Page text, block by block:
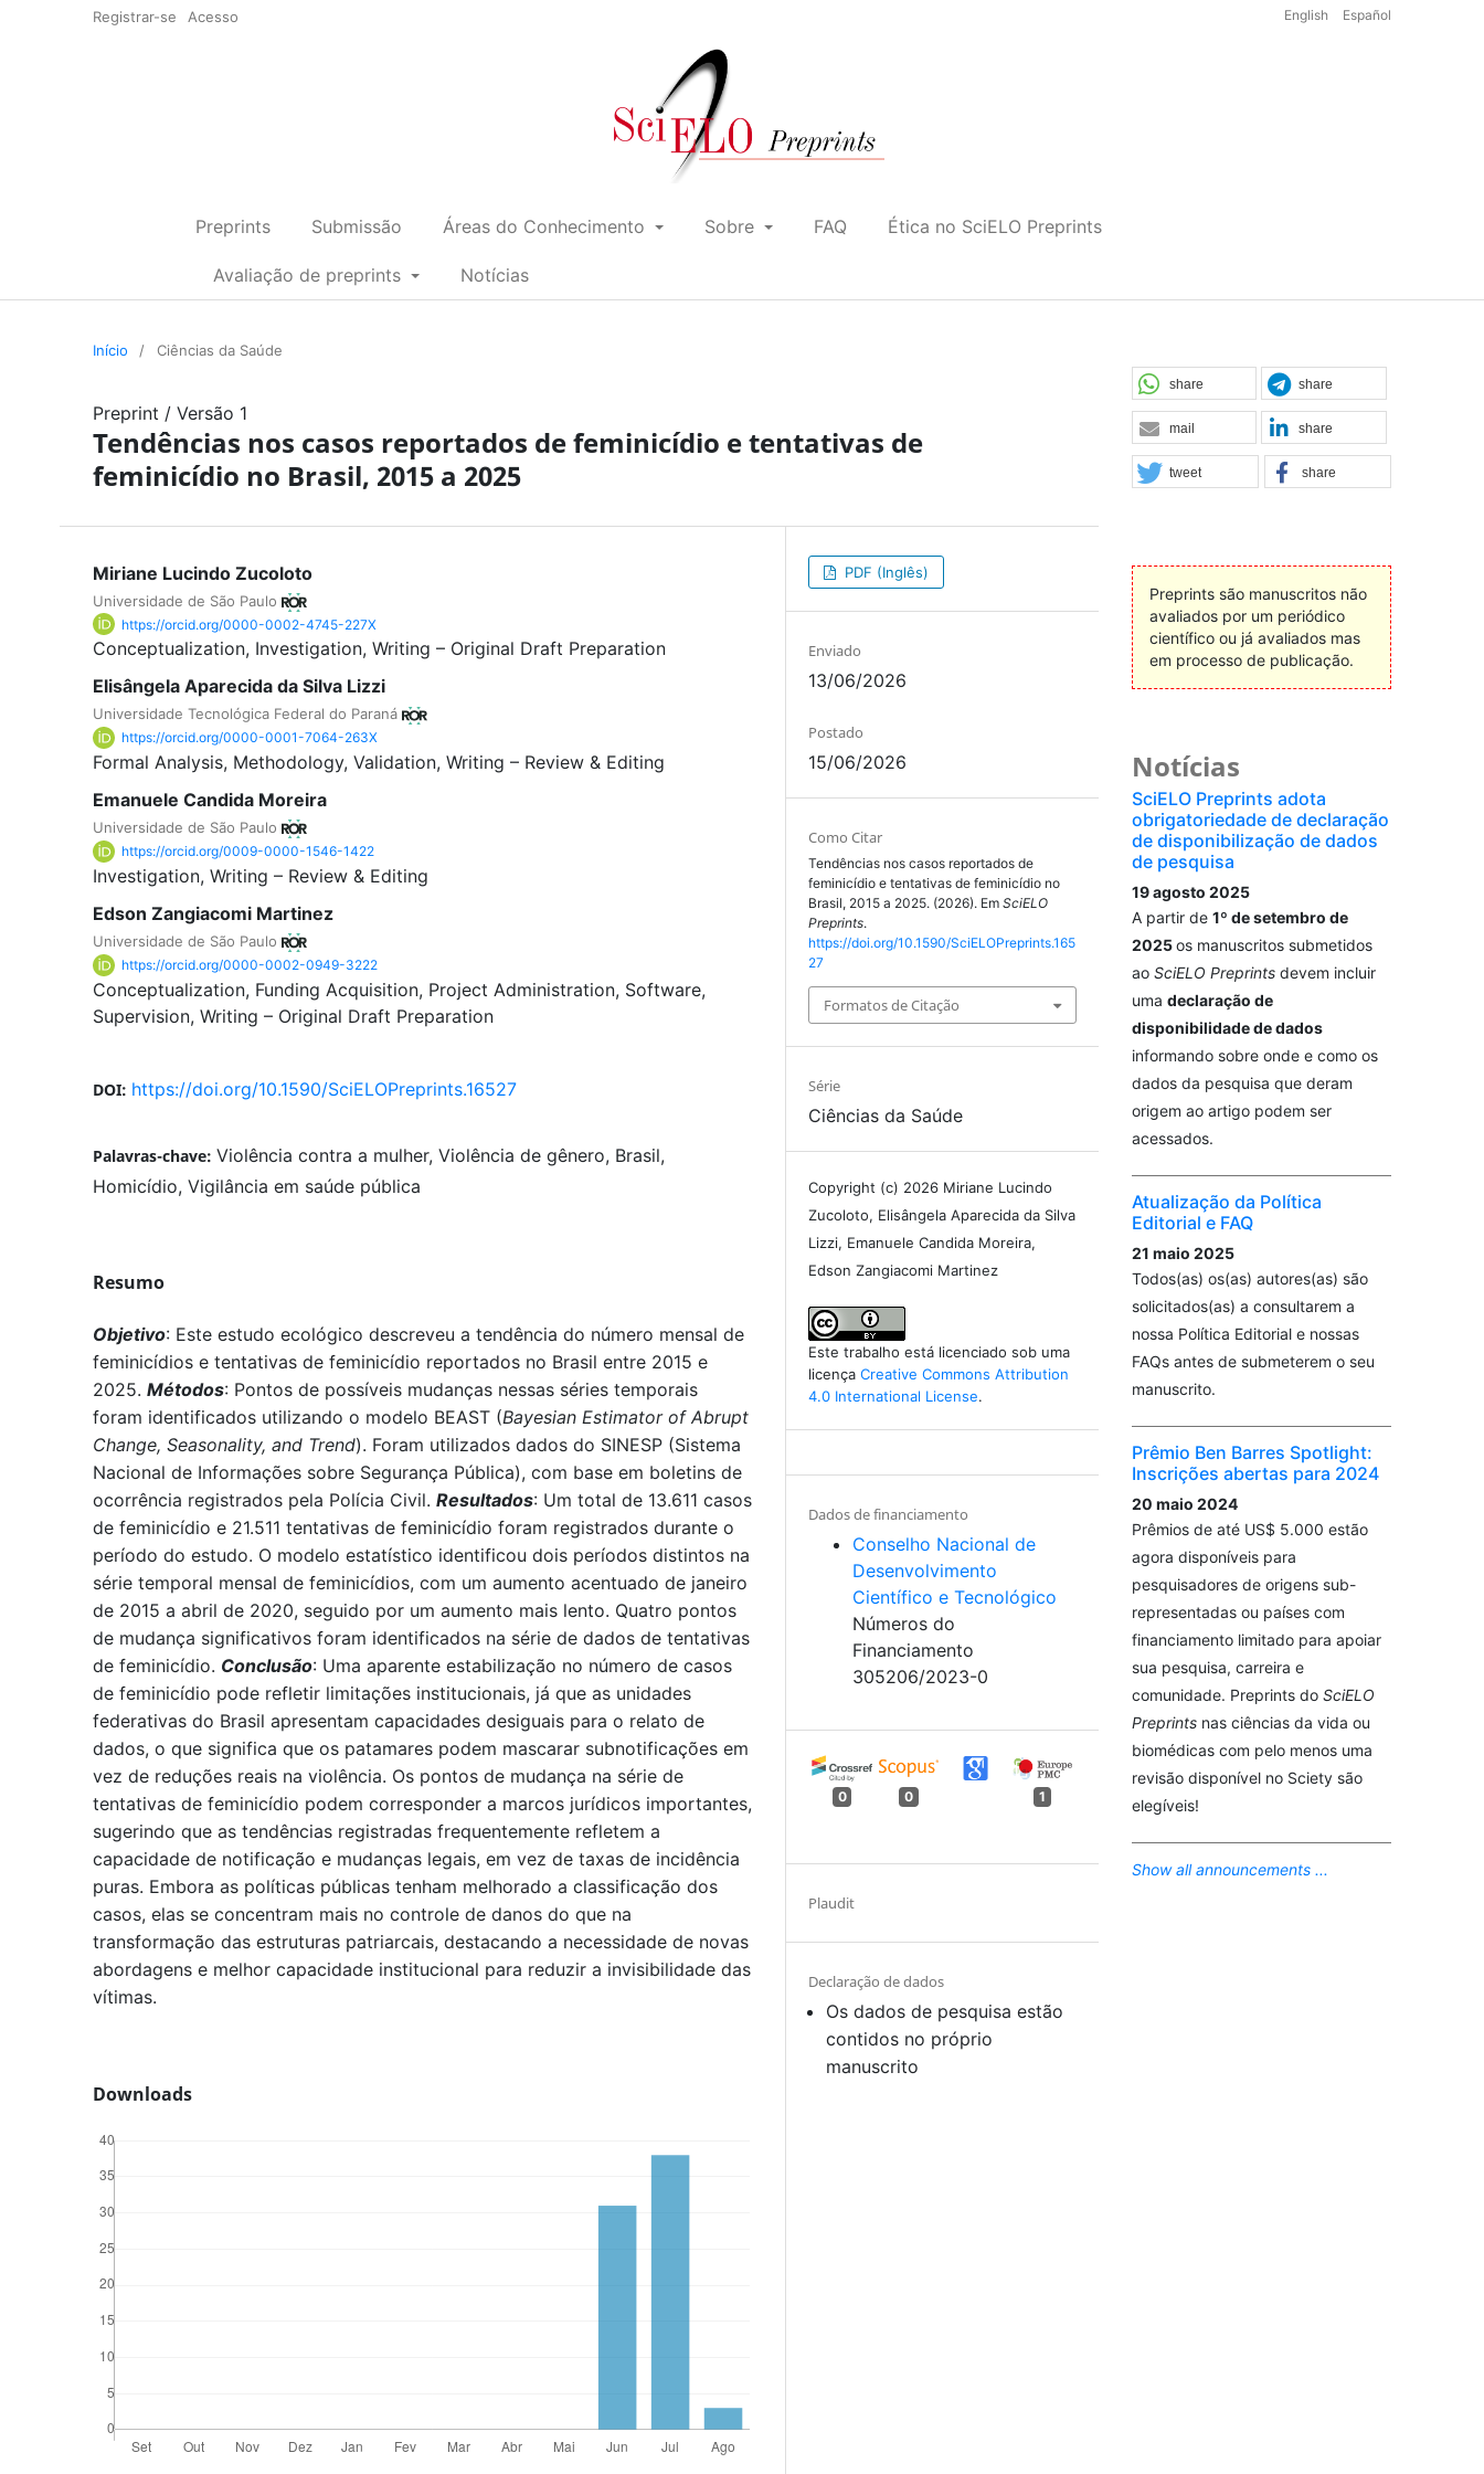
Registrar-se Acesso English Español
Preprints Submissão Áreas do Conhecimento Sobre FAQ Ética no SciELO Preprints
Avaliação de preprints Notícias
Início / Ciências da Saúde
Preprint / Versão 1
Tendências nos casos reportados de feminicídio e tentativas de
feminicídio no Brasil, 2015 a 2025
Miriane Lucindo Zucoloto
Universidade de São Paulo
https://orcid.org/0000-0002-4745-227X
Conceptualization Investigation Writing – Original Draft Preparation
Elisângela Aparecida da Silva Lizzi
Universidade Tecnológica Federal do Paraná
https://orcid.org/0000-0001-7064-263X
Formal Analysis Methodology Validation Writing – Review & Editing
Emanuele Candida Moreira
Universidade de São Paulo
https://orcid.org/0009-0000-1546-1422
Investigation Writing – Review & Editing
Edson Zangiacomi Martinez
Universidade de São Paulo
https://orcid.org/0000-0002-0949-3222
Conceptualization Funding Acquisition Project Administration Software
Supervision Writing – Original Draft Preparation
DOI: https://doi.org/10.1590/SciELOPreprints.16527
Palavras-chave: Violência contra a mulher, Violência de gênero, Brasil,
Homicídio, Vigilância em saúde pública
Resumo
Objetivo: Este estudo ecológico descreveu a tendência do número mensal de
feminicídios e tentativas de feminicídio reportados no Brasil entre 2015 e
2025. Métodos: Pontos de possíveis mudanças nessas séries temporais
foram identificados utilizando o modelo BEAST (Bayesian Estimator of Abrupt
Change, Seasonality, and Trend). Foram utilizados dados do SINESP (Sistema
Nacional de Informações sobre Segurança Pública), com base em boletins de
ocorrência registrados pela Polícia Civil. Resultados: Um total de 13.611 casos
de feminicídio e 21.511 tentativas de feminicídio foram registrados durante o
período do estudo. O modelo estatístico identificou dois períodos distintos na
série temporal mensal de feminicídios, com um aumento acentuado de janeiro
de 2015 a abril de 2020, seguido por um aumento mais lento. Quatro pontos
de mudança significativos foram identificados na série de dados de tentativas
de feminicídio. Conclusão: Uma aparente estabilização no número de casos
de feminicídio pode refletir limitações institucionais, já que as unidades
federativas do Brasil apresentam capacidades desiguais para o relato de
dados, o que significa que os patamares podem mascarar subnotificações em
vez de reduções reais na violência. Os pontos de mudança na série de
tentativas de feminicídio podem corresponder a marcos jurídicos importantes,
sugerindo que as tendências registradas frequentemente refletem a
capacidade de notificação e mudanças legais, em vez de taxas de incidência
puras. Embora as políticas públicas tenham melhorado a classificação dos
casos, elas se concentram mais no controle de danos do que na
transformação das estruturas patriarcais, destacando a necessidade de novas
abordagens e melhor capacidade institucional para reduzir a invisibilidade das
vítimas.
Downloads
PDF (Inglês)
Enviado
13/06/2026
Postado
15/06/2026
Como Citar
Tendências nos casos reportados de
feminicídio e tentativas de feminicídio no
Brasil, 2015 a 2025. (2026). EmSciELO
Preprints.
https://doi.org/10.1590/SciELOPreprints.165
27
Formatos de Citação
Série
Ciências da Saúde
Copyright (c) 2026 Miriane Lucindo
Zucoloto, Elisângela Aparecida da Silva
Lizzi, Emanuele Candida Moreira,
Edson Zangiacomi Martinez
Este trabalho está licenciado sob uma
licençaCreative Commons Attribution
4.0 International License.
Dados de financiamento
Conselho Nacional de
Desenvolvimento
Científico e Tecnológico
Números do
Financiamento
305206/2023-0
0 0 1
Plaudit
Declaração de dados
Os dados de pesquisa estão
contidos no próprio
manuscrito
share share
mail share
tweet share
Preprints são manuscritos não
avaliados por um periódico
científico ou já avaliados mas
em processo de publicação.
Notícias
SciELO Preprints adota
obrigatoriedade de declaração
de disponibilização de dados
de pesquisa
19 agosto 2025
A partir de 1º de setembro de
2025os manuscritos submetidos
ao SciELO Preprintsdevem incluir
uma declaração de
disponibilidade de dados
informando sobre onde e como os
dados da pesquisa que deram
origem ao artigo podem ser
acessados.
Atualização da Política
Editorial e FAQ
21 maio 2025
Todos(as) os(as) autores(as) são
solicitados(as) a consultarem a
nossa Política Editorial e nossas
FAQs antes de submeterem o seu
manuscrito.
Prêmio Ben Barres Spotlight:
Inscrições abertas para 2024
20 maio 2024
Prêmios de até US$ 5.000 estão
agora disponíveis para
pesquisadores de origens sub-
representadas ou países com
financiamento limitado para apoiar
sua pesquisa, carreira e
comunidade. Preprints do SciELO
Preprintsnas ciências da vida ou
biomédicas com pelo menos uma
revisão disponível no Sciety são
elegíveis!
Show all announcements ...